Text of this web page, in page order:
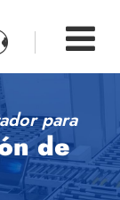
para
de